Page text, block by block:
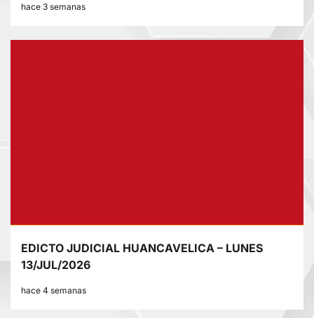
hace 3 semanas
EDICTO JUDICIAL HUANCAVELICA – LUNES
13/JUL/2026
hace 4 semanas